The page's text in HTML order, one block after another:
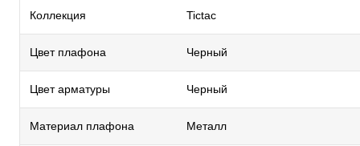
Коллекция Tictac
Цвет плафона Черный
Цвет арматуры Черный
Материал плафона Металл